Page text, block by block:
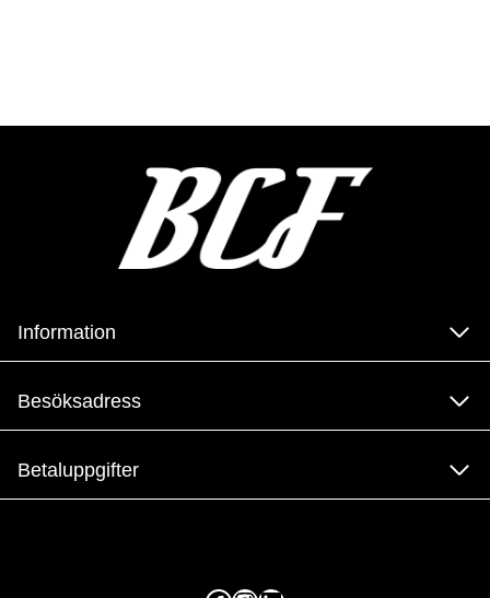
Information
Besöksadress
Betaluppgifter